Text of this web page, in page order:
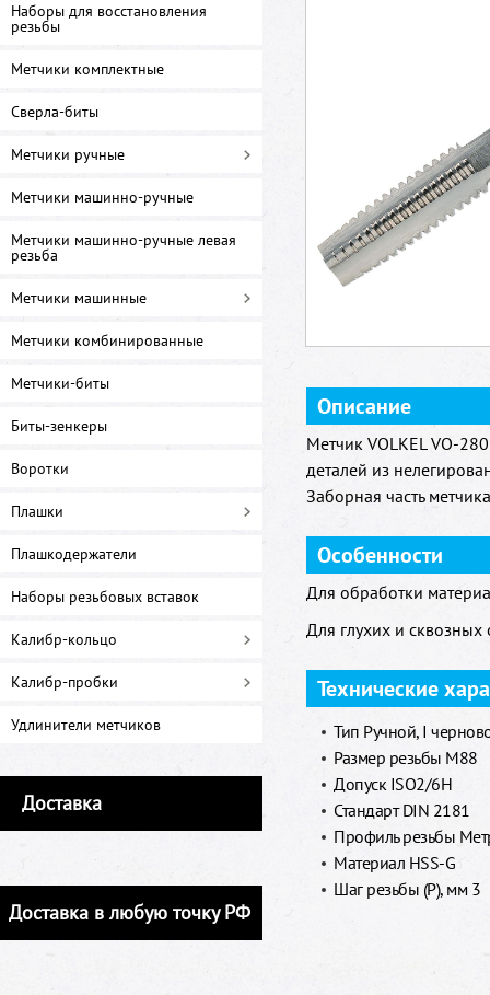
Наборы для восстановления
резьбы
Метчики комплектные
Сверла-биты
Метчики ручные
Метчики машинно-ручные
Метчики машинно-ручные левая
резьба
Метчики машинные
Метчики комбинированные
Метчики-биты
Биты-зенкеры
Воротки
Плашки
Плашкодержатели
Наборы резьбовых вставок
Калибр-кольцо
Калибр-пробки
Удлинители метчиков
Доставка
Доставка в любую точку РФ
Описание
Метчик VOLKEL VO-
деталей из
Заборная часть
Особенности
Для обработки
Для глухих и сквозных
Технические
Тип Ручной, I
Размер резьбы M88
Допуск ISO2/6H
Стандарт DIN 2181
Профиль резьбы
Материал HSS-G
Шаг резьбы (P), мм 3